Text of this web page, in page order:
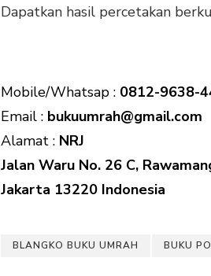
Dapatkan hasil percetakan
Mobile/Whatsap : 0812-9638-
Email : bukuumrah@gmail.com
Alamat : NRJ
Jalan Waru No. 26 C,
Jakarta 13220 Indonesia
BLANGKO BUKU UMRAH BUKU